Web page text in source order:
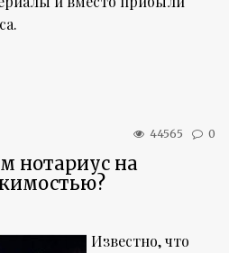
44565 0
нотариус на
Известно, что